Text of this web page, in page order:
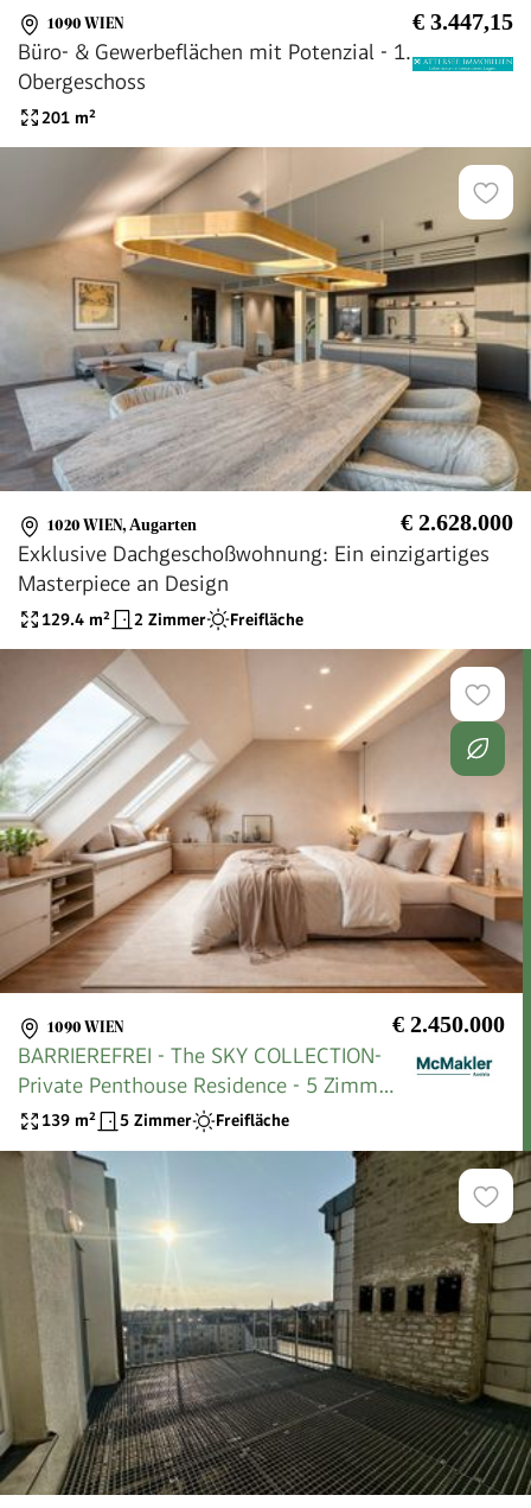
1090 WIEN € 3.447,15
Büro- & Gewerbeflächen mit Potenzial - 1.
Obergeschoss
201 m²
1020 WIEN, Augarten € 2.628.000
Exklusive Dachgeschoßwohnung: Ein einzigartiges
Masterpiece an Design
129.4 m² 2 Zimmer Freifläche
1090 WIEN € 2.450.000
BARRIEREFREI - The SKY COLLECTION-
Private Penthouse Residence - 5 Zimmer
ca 73 m" Dachterrasse
139 m² 5 Zimmer Freifläche